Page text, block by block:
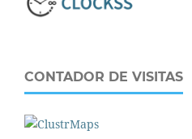
CONTADOR DE VISITAS